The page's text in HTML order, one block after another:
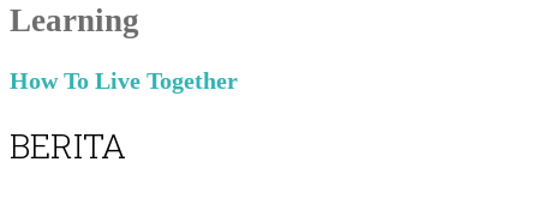
Learning
How To Live Together
BERITA